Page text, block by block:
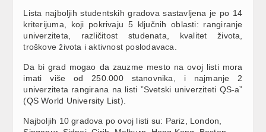
Lista najboljih studentskih gradova sastavljena je po 14
kriterijuma, koji pokrivaju 5 ključnih oblasti: rangiranje
univerziteta, različitost studenata, kvalitet života,
troškove života i aktivnost poslodavaca.
Da bi grad mogao da zauzme mesto na ovoj listi mora
imati više od 250.000 stanovnika, i najmanje 2
univerziteta rangirana na listi ”Svetski univerziteti QS-a”
(QS World University List).
Najboljih 10 gradova po ovoj listi su: Pariz, London,